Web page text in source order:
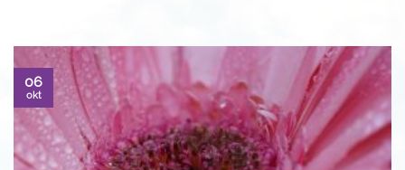
06
okt